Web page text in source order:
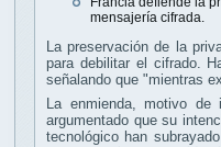
mensajería cifrada.
La preservación de la
para debilitar el cifrado.
señalando que "mientras
La enmienda, motivo
argumentado que su
tecnológico han